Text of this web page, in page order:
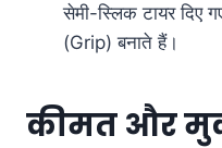
सेमी-स्लिक टायर दिए
(Grip) बनाते हैं।
कीमत और